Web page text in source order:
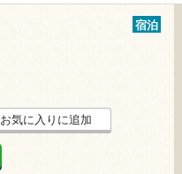
宿泊
お気に入りに追加